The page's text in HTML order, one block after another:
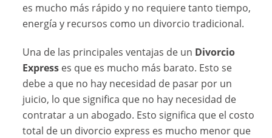
es mucho más rápido y no requiere tanto tiempo,
energía y recursos como un divorcio tradicional.
Una de las principales ventajas de un Divorcio
Express es que es mucho más barato. Esto se
debe a que no hay necesidad de pasar por un
juicio, lo que significa que no hay necesidad de
contratar a un abogado. Esto significa que el costo
total de un divorcio express es mucho menor que